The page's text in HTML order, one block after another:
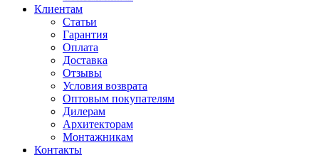
Клиентам
Статьи
Гарантия
Оплата
Доставка
Отзывы
Условия возврата
Оптовым покупателям
Дилерам
Архитекторам
Монтажникам
Контакты